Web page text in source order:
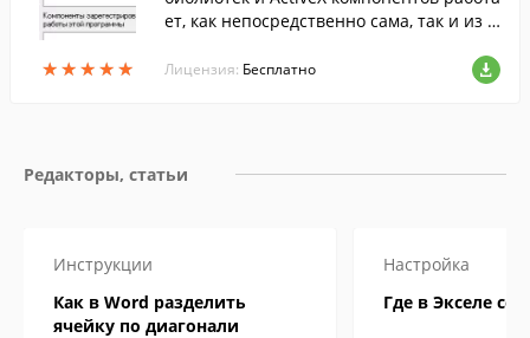
★★★★★
★★★★★
ет, как непосредственно сама, так и из к
Лицензия: Бесплатно
Редакторы, статьи
Инструкции
Как в Word разделить
ячейку по диагонали
Настройка
Где в Экселе